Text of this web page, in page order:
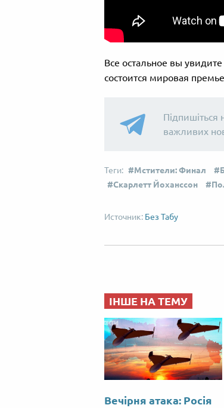
Все остальное вы
состоится мировая
Підпишіться
важливих
Мстители: Финал
Скарлетт Йоханссон
Без Табу
ІНШЕ НА ТЕМУ
Вечірня атака: Росія